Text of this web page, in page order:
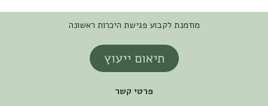
מוזמנת לקבוע פגישת היכרות ראשונה
תיאום ייעוץ
פרטי קשר